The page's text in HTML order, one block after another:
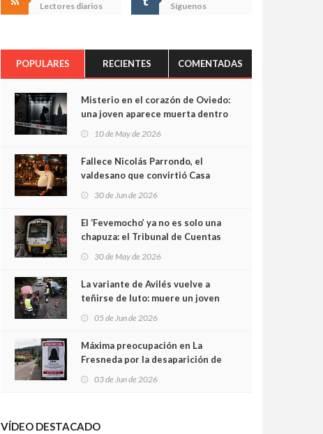
Lectores diarios
Síguenos
POPULARES RECIENTES COMENTADAS
Misterio en el corazón de Oviedo:
una joven aparece muerta dentro
cámaras captan sus últimos
minutos
10 de May de 2026
Fallece Nicolás Parrondo, el
valdesano que convirtió Casa
30 de Jun de 2026
El ‘Fevemocho’ ya no es solo una
chapuza: el Tribunal de Cuentas
sobrecoste de los trenes que no
cabían por los túneles
30 de May de 2026
La variante de Avilés vuelve a
teñirse de luto: muere un joven
05 de Jun de 2026
Máxima preocupación en La
Fresneda por la desaparición de
03 de Jun de 2026
VÍDEO DESTACADO